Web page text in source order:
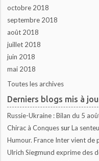
octobre 2018
septembre 2018
août 2018
juillet 2018
juin 2018
mai 2018
Toutes les archives
Derniers blogs mis à
Russie-Ukraine : Bilan du 5
Chirac à Conques surLa
Humour. France Inter vient de
Ulrich Siegmund exprime des